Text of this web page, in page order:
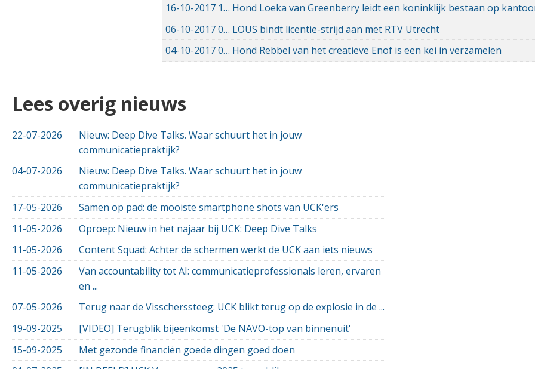
16-10-2017 16-10-2017 14:10
Hond Loeka van Greenberry leidt een koninklijk bestaan op
06-10-201706-10-2017 08:21
LOUS bindt licentie-strijd aan met RTV Utrecht
04-10-201704-10-2017 15:30 Hond Rebbel van het creatieve Enof is een kei in verzamelen
Lees overig nieuws
22-07-2026
Nieuw: Deep Dive Talks. Waar schuurt het in jouw
communicatiepraktijk?
04-07-2026
Nieuw: Deep Dive Talks. Waar schuurt het in jouw
communicatiepraktijk?
17-05-2026
Samen op pad: de mooiste smartphone shots van UCK'ers
11-05-2026
Oproep: Nieuw in het najaar bij UCK: Deep Dive Talks
11-05-2026
Content Squad: Achter de schermen werkt de UCK aan iets nieuws
11-05-2026
Van accountability tot AI: communicatieprofessionals leren, ervaren
en ...
07-05-2026
Terug naar de Visscherssteeg: UCK blikt terug op de explosie in de ...
19-09-2025
[VIDEO] Terugblik bijeenkomst 'De NAVO-top van binnenuit'
15-09-2025
Met gezonde financiën goede dingen goed doen